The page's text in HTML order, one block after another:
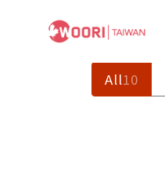
All10